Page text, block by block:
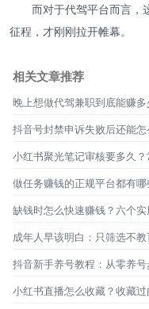
而对于代驾平台而言，
征程，才刚刚拉开帷幕。
相关文章推荐
晚上想做代驾兼职到底能赚
抖音号封禁申诉失败后还能
小红书聚光笔记审核要多久
缺钱时怎么快速赚钱？六个
成年人早该明白：只筛选不
抖音新手养号教程：从零养
小红书直播怎么收藏？收藏